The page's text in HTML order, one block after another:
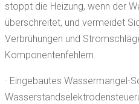
stoppt die Heizung, wenn der
überschreitet, und vermeidet
Verbrühungen und
Komponentenfehlern.
· Eingebautes Wassermangel-